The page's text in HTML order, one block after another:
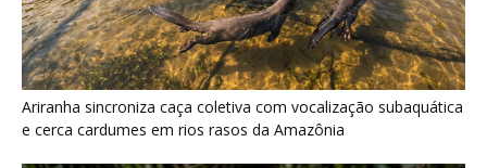
Ariranha sincroniza caça coletiva com vocalização subaquática
e cerca cardumes em rios rasos da Amazônia